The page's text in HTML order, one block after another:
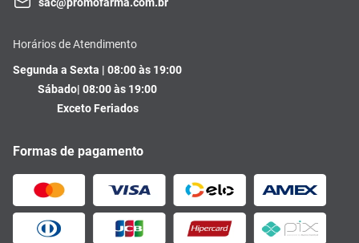
Horários de Atendimento
Segunda a Sexta | 08:00 às 19:00
Sábado| 08:00 às 19:00
Exceto Feriados
Formas de pagamento